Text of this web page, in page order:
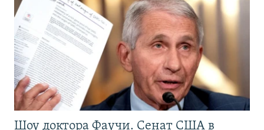
Шоу доктора Фаучи. Сенат США в